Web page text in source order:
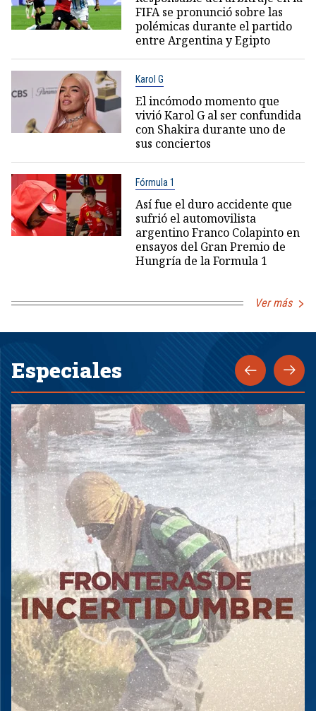
FIFA se pronunció sobre las
polémicas durante el partido
entre Argentina y Egipto
Karol G
El incómodo momento que
vivió Karol G al ser confundida
con Shakira durante uno de
sus conciertos
Fórmula 1
Así fue el duro accidente que
sufrió el automovilista
argentino Franco Colapinto en
ensayos del Gran Premio de
Hungría de la Formula 1
Ver más
Especiales